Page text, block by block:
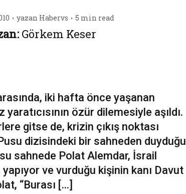
yazan Habervs 5 min read
Görkem Keser
iki hafta önce yaşanan
özür dilemesiyle aşıldı.
gitse de, krizin çıkış noktası
dizisindeki bir sahneden duyduğu
sahnede Polat Alemdar, İsrail
ve vurduğu kişinin kanı Davut
“Burası […]